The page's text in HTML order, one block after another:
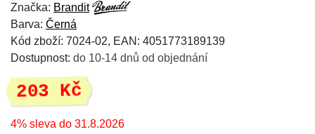
Značka: Brandit
Barva: Černá
Kód zboží: 7024-02, EAN: 4051773189139
Dostupnost: do 10-14 dnů od objednání
203 Kč
4% sleva do 31.8.2026